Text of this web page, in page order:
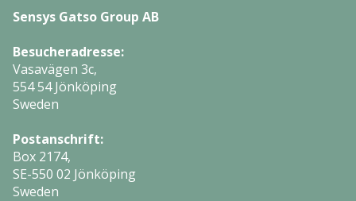
Sensys Gatso Group AB
Besucheradresse:
Vasavägen 3c,
554 54 Jönköping
Sweden
Postanschrift:
Box 2174,
SE-550 02 Jönköping
Sweden